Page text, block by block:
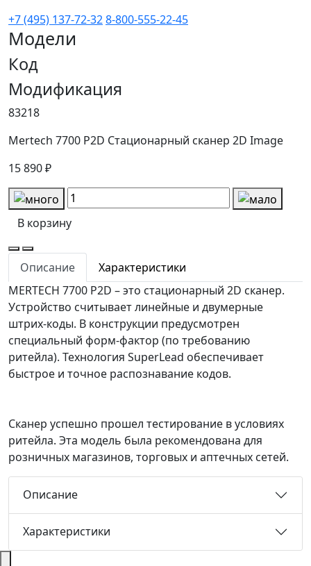
+7 (495) 137-72-328-800-555-22-45
Модели
Код
Модификация
83218
Mertech 7700 P2D Стационарный сканер 2D Image
15 890 ₽
В корзину
Описание
Характеристики
MERTECH 7700 P2D – это стационарный 2D сканер.
Устройство считывает линейные и двумерные
штрих-коды. В конструкции предусмотрен
специальный форм-фактор (по требованию
ритейла). Технология SuperLead обеспечивает
быстрое и точное распознавание кодов.
Сканер успешно прошел тестирование в условиях
ритейла. Эта модель была рекомендована для
розничных магазинов, торговых и аптечных сетей.
Описание
Характеристики